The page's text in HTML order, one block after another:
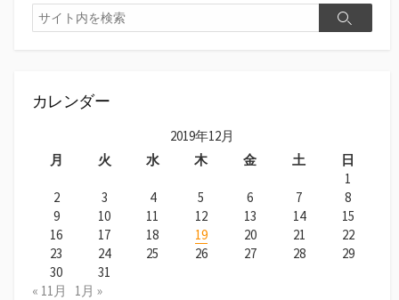
カレンダー
2019年12月
月
火 水 木 金 土
日
1
2
3 4 5 6 7
8
9
10 11 12 13 14
15
16
17 18 19 20 21
22
23
24 25 26 27 28
29
30
31
« 11月
1月 »